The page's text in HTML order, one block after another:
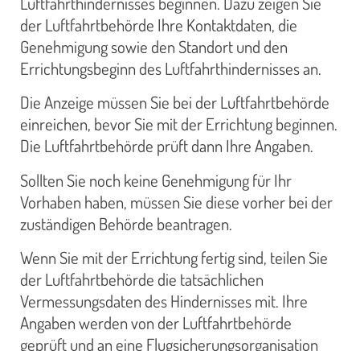
der Luftfahrtbehörde Ihre Kontaktdaten, die
Genehmigung sowie den Standort und den
Errichtungsbeginn des Luftfahrthindernisses an.
Die Anzeige müssen Sie bei der Luftfahrtbehörde
einreichen, bevor Sie mit der Errichtung beginnen.
Die Luftfahrtbehörde prüft dann Ihre Angaben.
Sollten Sie noch keine Genehmigung für Ihr
Vorhaben haben, müssen Sie diese vorher bei der
zuständigen Behörde beantragen.
Wenn Sie mit der Errichtung fertig sind, teilen Sie
der Luftfahrtbehörde die tatsächlichen
Vermessungsdaten des Hindernisses mit. Ihre
Angaben werden von der Luftfahrtbehörde
geprüft und an eine Flugsicherungsorganisation